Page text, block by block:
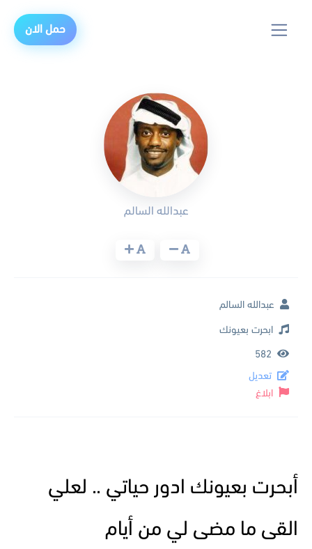
حمل الان
أبحرت بعيونك ادور حياتي .. لعلي
القى ما مضى لي من أيام
عبدالله السالم
عبدالله السالم
ابحرت بعيونك
582
تعديل
ابلاغ